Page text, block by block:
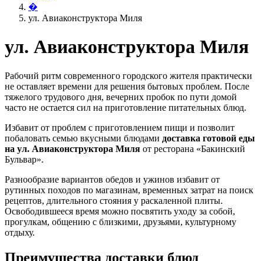
�
ул. Авиаконструктора Миля
ул. Авиаконструктора Миля
Рабочий ритм современного городского жителя практически
не оставляет времени для решения бытовых проблем. После
тяжелого трудового дня, вечерних пробок по пути домой
часто не остается сил на приготовление питательных блюд.
Избавит от проблем с приготовлением пищи и позволит
побаловать семью вкусными блюдами доставка готовой еды
на ул. Авиаконструктора Миля от ресторана «Бакинский
Бульвар».
Разнообразие вариантов обедов и ужинов избавит от
рутинных походов по магазинам, временных затрат на поиск
рецептов, длительного стояния у раскаленной плиты.
Освободившееся время можно посвятить уходу за собой,
прогулкам, общению с близкими, друзьями, культурному
отдыху.
Преимущества доставки блюд